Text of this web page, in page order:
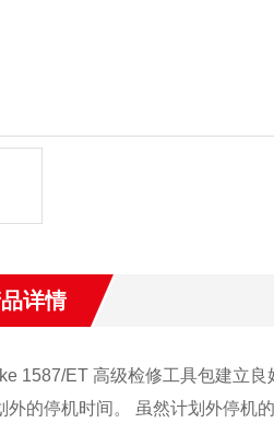
详情
1587/ET 高级检修工具包建立
外的停机时间。 虽然计划外停机